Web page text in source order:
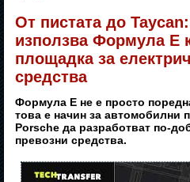
От пистата до
използва Формула E
площадка за
средства
Формула E не е просто
това е начин за автомобилни
Porsche да разработват по-
превозни средства.